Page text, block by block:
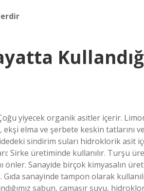
yiyecek organik asitler içerir.
elma ve şerbete keskin
sindirim suları hidroklorik asit
Sirke üretiminde kullanılır.
önler. Sanayide birçok kimyasalın
sanayinde tampon olarak
sabun, çamaşır suyu,